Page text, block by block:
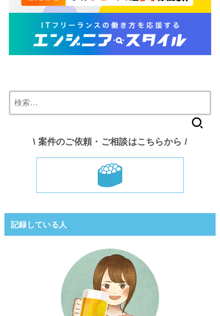
索:
\ 案件のご依頼・ご相談はこちらから /
記録している人